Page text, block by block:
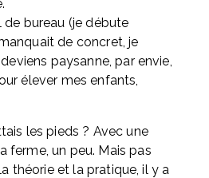
de bureau (je débute
de concret, je
paysanne, par envie,
élever mes enfants,
les pieds ? Avec une
ferme, un peu. Mais pas
théorie et la pratique, il y a